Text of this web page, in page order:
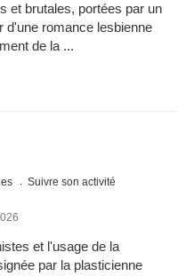
et brutales, portées par un
romance lesbienne
de la ...
Suivre son activité
et l'usage de la
par la plasticienne